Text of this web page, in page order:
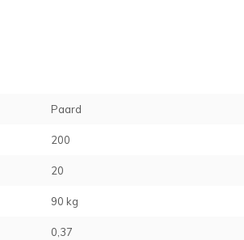
Paard
200
20
90 kg
0,37